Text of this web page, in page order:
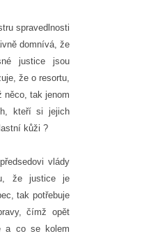
spravedlnosti
domnívá, že
justice jsou
že o resortu,
něco, tak jenom
kteří si jejich
kůži ?
vlády
že justice je
tak potřebuje
čímž opět
a co se kolem